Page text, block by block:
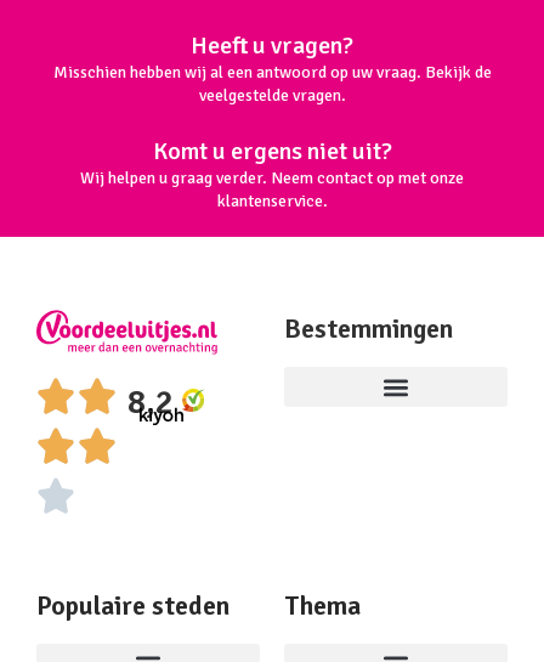
Heeft u vragen?
Misschien hebben wij al een antwoord op uw vraag. Bekijk de
veelgestelde vragen.
Komt u ergens niet uit?
Wij helpen u graag verder. Neem contact op met onze
klantenservice.
8,2
Bestemmingen
Populaire steden Thema